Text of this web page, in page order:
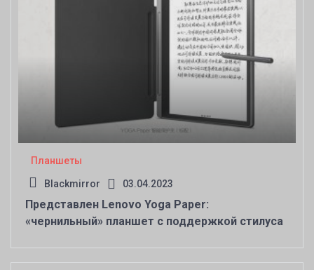
Планшеты
Blackmirror 03.04.2023
Представлен Lenovo Yoga Paper:
«чернильный» планшет с поддержкой стилуса